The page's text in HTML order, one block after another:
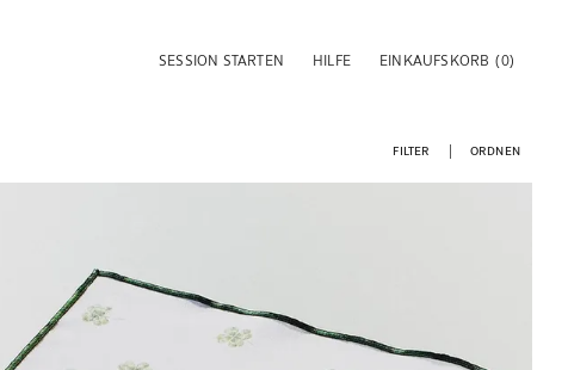
SESSION STARTEN HILFE EINKAUFSKORB (0)
FILTER
ORDNEN